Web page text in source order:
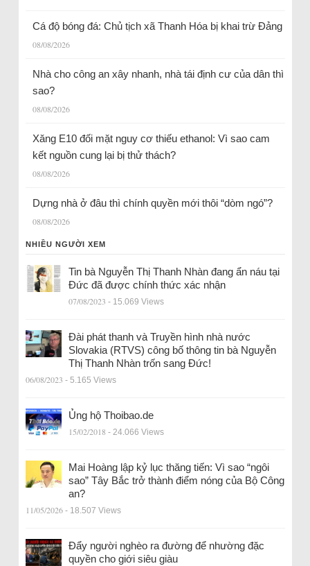
Cá độ bóng đá: Chủ tịch xã Thanh Hóa bị khai trừ Đảng
08/08/2026
Nhà cho công an xây nhanh, nhà tái định cư của dân thì
sao?
08/08/2026
Xăng E10 đối mặt nguy cơ thiếu ethanol: Vì sao cam
kết nguồn cung lại bị thử thách?
08/08/2026
Dựng nhà ở đâu thì chính quyền mới thôi “dòm ngó”?
08/08/2026
NHIỀU NGƯỜI XEM
Tin bà Nguyễn Thị Thanh Nhàn đang ẩn náu tại
Đức đã được chính thức xác nhận
07/08/2023 - 15.069 Views
Đài phát thanh và Truyền hình nhà nước
Slovakia (RTVS) công bố thông tin bà Nguyễn
Thị Thanh Nhàn trốn sang Đức!
06/08/2023 - 5.165 Views
Ủng hộ Thoibao.de
15/02/2018 - 24.066 Views
Mai Hoàng lập kỷ lục thăng tiến: Vì sao “ngôi
sao” Tây Bắc trở thành điểm nóng của Bộ Công
an?
11/05/2026 - 18.507 Views
Đẩy người nghèo ra đường để nhường đặc
quyền cho giới siêu giàu